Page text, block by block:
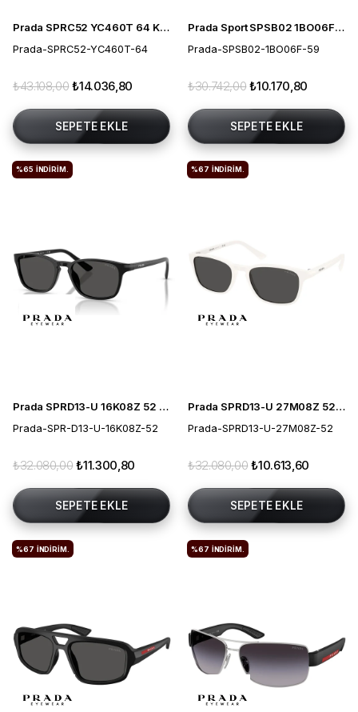
Prada SPRC52 YC460T 64 Kadın Güneş Gözlüğü
Prada-SPRC52-YC460T-64
₺14.036,80
₺43.108,00
SEPETE EKLE
Prada Sport SPSB02 1BO06F 59 Erkek Güneş Gözlüğü
Prada-SPSB02-1BO06F-59
₺10.170,80
₺30.742,00
SEPETE EKLE
Prada SPRD13-U 16K08Z 52 Erkek Güneş Gözlüğü
Prada-SPR-D13-U-16K08Z-52
₺11.300,80
₺32.080,00
SEPETE EKLE
%65 İNDIRIM.
Prada SPRD13-U 27M08Z 52 Erkek Güneş Gözlüğü
Prada-SPRD13-U-27M08Z-52
₺10.613,60
₺32.080,00
SEPETE EKLE
%67 İNDIRIM.
%67 İNDIRIM. %67 İNDIRIM.